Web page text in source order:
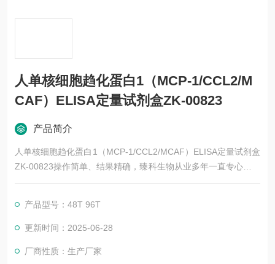
人单核细胞趋化蛋白1（MCP-1/CCL2/M
CAF）ELISA定量试剂盒ZK-00823
产品简介
人单核细胞趋化蛋白1（MCP-1/CCL2/MCAF）ELISA定量试剂盒
ZK-00823操作简单、结果精确，臻科生物从业多年一直专心致力
于免疫学技术的积累与发展，以其优质的产品质量与专业的技术
院校与科研单位保持良好的合作关系，共同努力合作共赢。
产品型号：48T 96T
更新时间：2025-06-28
厂商性质：生产厂家